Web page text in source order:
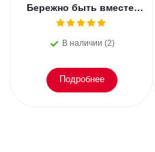
Бережно быть вместе.
Второе дыхание любви,
эмоциональное
В наличии (2)
Подробнее